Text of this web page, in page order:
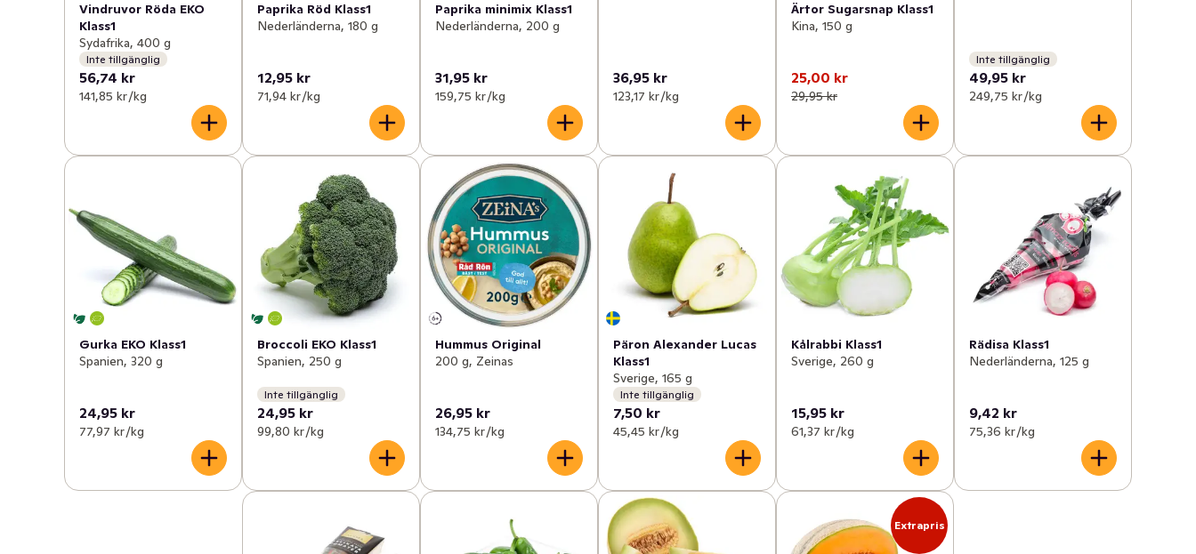
Vindruvor Röda EKO
Klass1
Sydafrika, 400 g
Inte tillgänglig
56,74 kr
141,85 kr /kg
Paprika Röd Klass1
Nederländerna, 180 g
12,95 kr
71,94 kr /kg
Paprika minimix Klass1
Nederländerna, 200 g
31,95 kr
159,75 kr /kg
36,95 kr
123,17 kr /kg
Ärtor Sugarsnap Klass1
Kina, 150 g
25,00 kr
29,95 kr
Inte tillgänglig
49,95 kr
249,75 kr /kg
Gurka EKO Klass1
Spanien, 320 g
24,95 kr
77,97 kr /kg
Broccoli EKO Klass1
Spanien, 250 g
Inte tillgänglig
24,95 kr
99,80 kr /kg
Hummus Original
200 g, Zeinas
26,95 kr
134,75 kr /kg
Päron Alexander Lucas
Klass1
Sverige, 165 g
Inte tillgänglig
7,50 kr
45,45 kr /kg
Kålrabbi Klass1
Sverige, 260 g
15,95 kr
61,37 kr /kg
Rädisa Klass1
Nederländerna, 125 g
9,42 kr
75,36 kr /kg
Extrapris